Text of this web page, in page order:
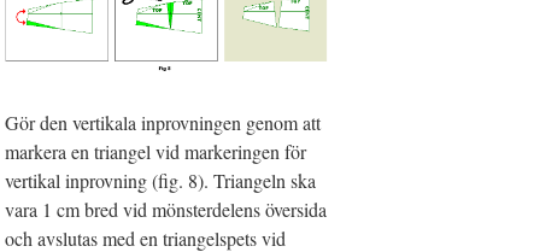
Gör den vertikala inprovningen genom att
markera en triangel vid markeringen för
vertikal inprovning (fig. 8). Triangeln ska
vara 1 cm bred vid mönsterdelens översida
och avslutas med en triangelspets vid